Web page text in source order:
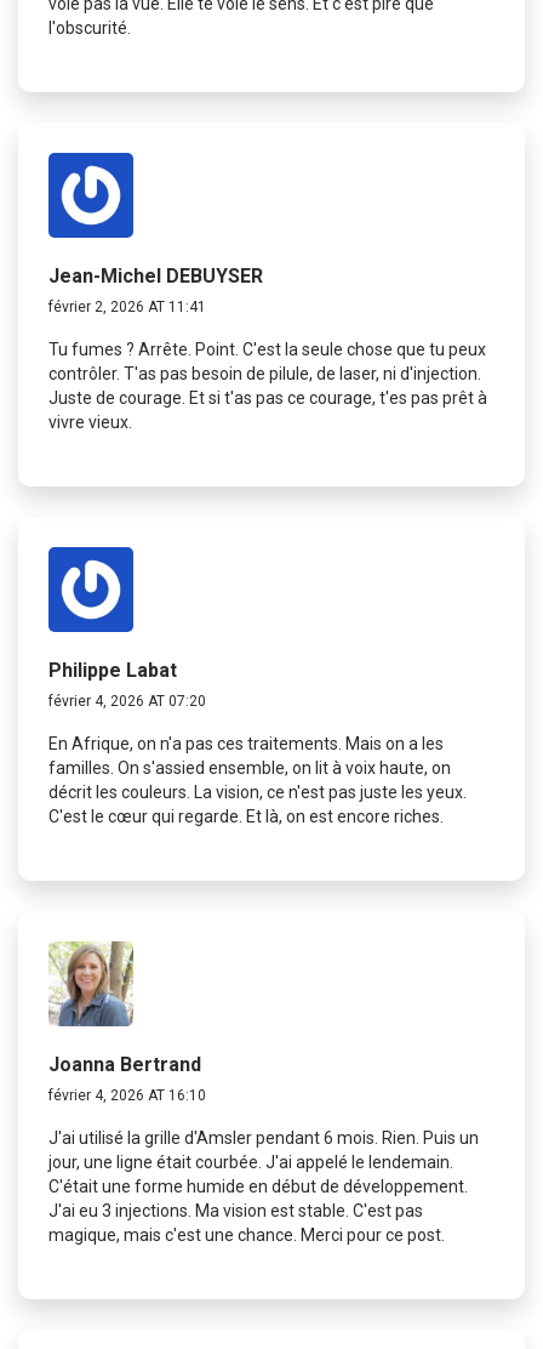
l'obscurité.
Jean-Michel DEBUYSER
février 2, 2026 AT 11:41
Tu fumes ? Arrête. Point. C'est la seule chose que tu peux
contrôler. T'as pas besoin de pilule, de laser, ni d'injection.
Juste de courage. Et si t'as pas ce courage, t'es pas prêt à
vivre vieux.
Philippe Labat
février 4, 2026 AT 07:20
En Afrique, on n'a pas ces traitements. Mais on a les
familles. On s'assied ensemble, on lit à voix haute, on
décrit les couleurs. La vision, ce n'est pas juste les yeux.
C'est le cœur qui regarde. Et là, on est encore riches.
Joanna Bertrand
février 4, 2026 AT 16:10
J'ai utilisé la grille d'Amsler pendant 6 mois. Rien. Puis un
jour, une ligne était courbée. J'ai appelé le lendemain.
C'était une forme humide en début de développement.
J'ai eu 3 injections. Ma vision est stable. C'est pas
magique, mais c'est une chance. Merci pour ce post.